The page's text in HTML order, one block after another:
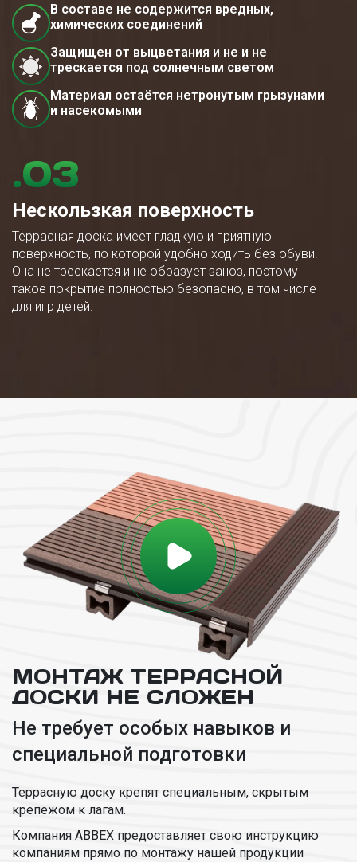
В составе не содержится вредных,
химических соединений
Защищен от выцветания и не и не
трескается под солнечным светом
Материал остаётся нетронутым грызунами
и насекомыми
.03
Нескользкая поверхность
Террасная доска имеет гладкую и приятную
поверхность, по которой удобно ходить без обуви.
Она не трескается и не образует заноз, поэтому
такое покрытие полностью безопасно, в том числе
для игр детей.
МОНТАЖ ТЕРРАСНОЙ
ДОСКИ НЕ СЛОЖЕН
Не требует особых навыков и
специальной подготовки
Террасную доску крепят специальным, скрытым
крепежом к лагам.
Компания ABBEX предоставляет свою инструкцию
компаниям прямо по монтажу нашей продукции